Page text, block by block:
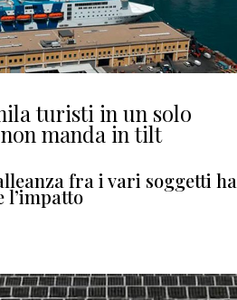
turisti in un solo
manda in tilt
fra i vari soggetti ha
l’impatto